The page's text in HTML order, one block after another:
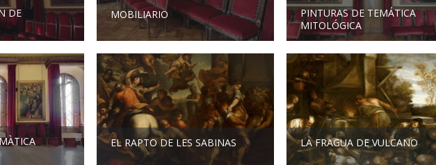
DE
MOBILIARIO
PINTURAS DE TEMÁTICA
MITOLÓGICA
EL RAPTO DE LES SABINAS LA FRAGUA DE VULCANO